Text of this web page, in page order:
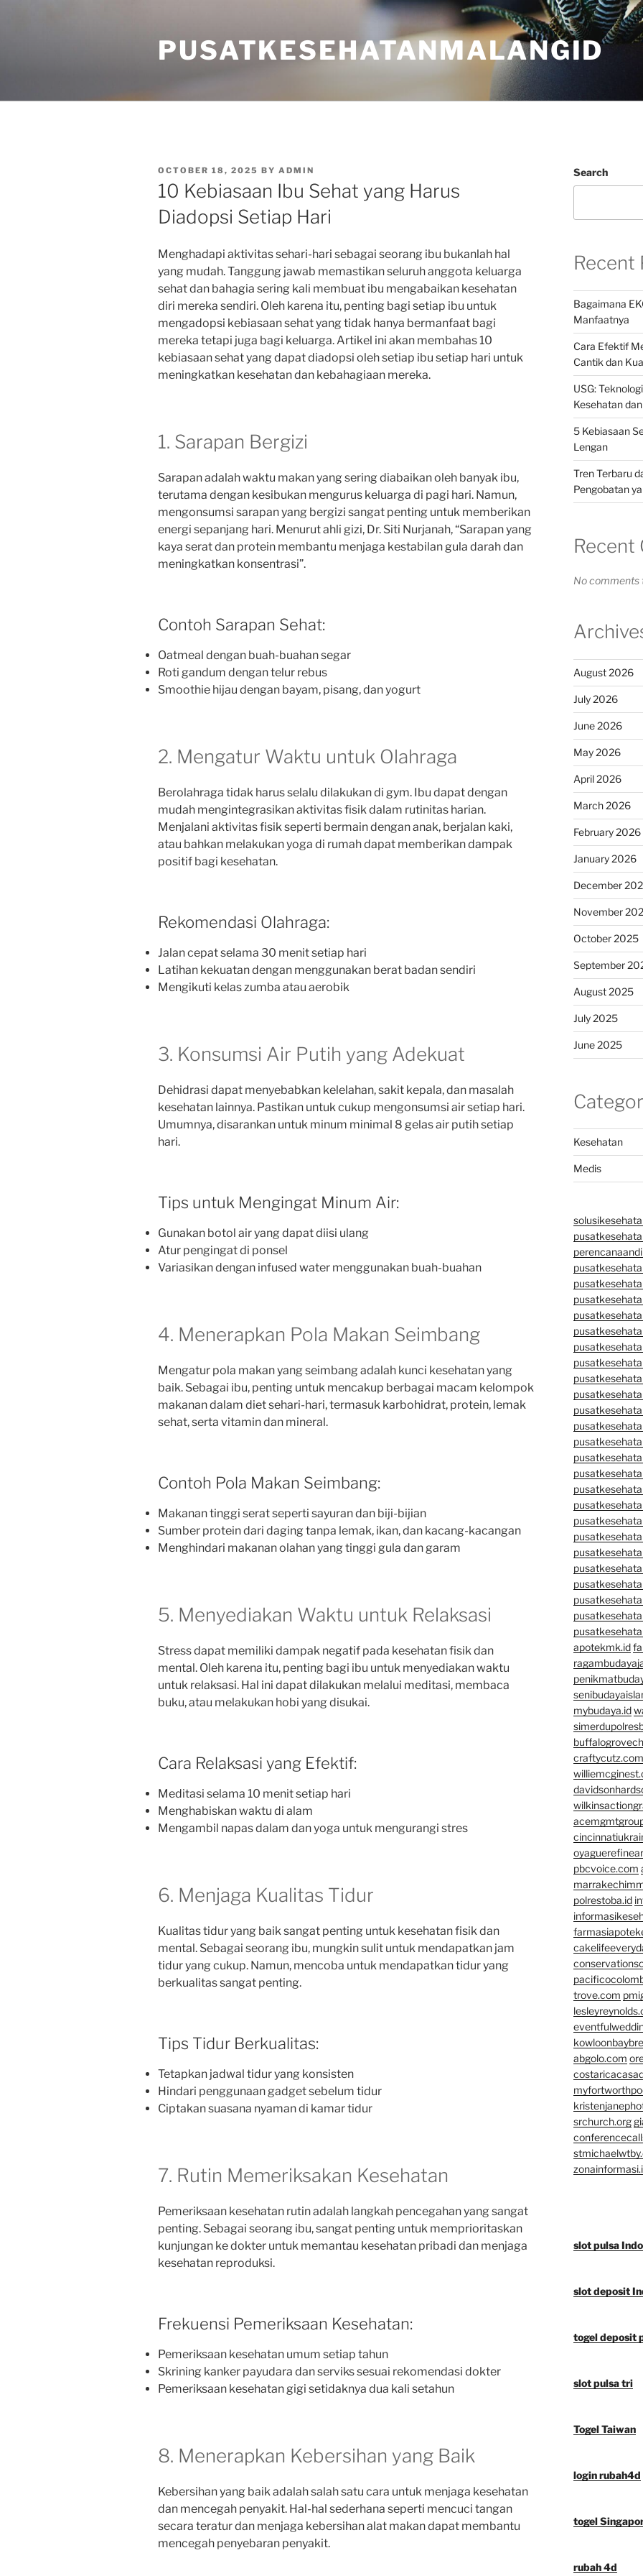
PUSATKESEHATANMALANGID
POSTED
ON
OCTOBER 18, 2025 BY ADMIN
10 Kebiasaan Ibu Sehat yang Harus
Diadopsi Setiap Hari
Menghadapi aktivitas sehari-hari sebagai seorang ibu bukanlah hal
yang mudah. Tanggung jawab memastikan seluruh anggota keluarga
sehat dan bahagia sering kali membuat ibu mengabaikan kesehatan
diri mereka sendiri. Oleh karena itu, penting bagi setiap ibu untuk
mengadopsi kebiasaan sehat yang tidak hanya bermanfaat bagi
mereka tetapi juga bagi keluarga. Artikel ini akan membahas 10
kebiasaan sehat yang dapat diadopsi oleh setiap ibu setiap hari untuk
meningkatkan kesehatan dan kebahagiaan mereka.
1. Sarapan Bergizi
Sarapan adalah waktu makan yang sering diabaikan oleh banyak ibu,
terutama dengan kesibukan mengurus keluarga di pagi hari. Namun,
mengonsumsi sarapan yang bergizi sangat penting untuk memberikan
energi sepanjang hari. Menurut ahli gizi, Dr. Siti Nurjanah, “Sarapan yang
kaya serat dan protein membantu menjaga kestabilan gula darah dan
meningkatkan konsentrasi”.
Contoh Sarapan Sehat:
Oatmeal dengan buah-buahan segar
Roti gandum dengan telur rebus
Smoothie hijau dengan bayam, pisang, dan yogurt
2. Mengatur Waktu untuk Olahraga
Berolahraga tidak harus selalu dilakukan di gym. Ibu dapat dengan
mudah mengintegrasikan aktivitas fisik dalam rutinitas harian.
Menjalani aktivitas fisik seperti bermain dengan anak, berjalan kaki,
atau bahkan melakukan yoga di rumah dapat memberikan dampak
positif bagi kesehatan.
Rekomendasi Olahraga:
Jalan cepat selama 30 menit setiap hari
Latihan kekuatan dengan menggunakan berat badan sendiri
Mengikuti kelas zumba atau aerobik
3. Konsumsi Air Putih yang Adekuat
Dehidrasi dapat menyebabkan kelelahan, sakit kepala, dan masalah
kesehatan lainnya. Pastikan untuk cukup mengonsumsi air setiap hari.
Umumnya, disarankan untuk minum minimal 8 gelas air putih setiap
hari.
Tips untuk Mengingat Minum Air:
Gunakan botol air yang dapat diisi ulang
Atur pengingat di ponsel
Variasikan dengan infused water menggunakan buah-buahan
4. Menerapkan Pola Makan Seimbang
Mengatur pola makan yang seimbang adalah kunci kesehatan yang
baik. Sebagai ibu, penting untuk mencakup berbagai macam kelompok
makanan dalam diet sehari-hari, termasuk karbohidrat, protein, lemak
sehat, serta vitamin dan mineral.
Contoh Pola Makan Seimbang:
Makanan tinggi serat seperti sayuran dan biji-bijian
Sumber protein dari daging tanpa lemak, ikan, dan kacang-kacangan
Menghindari makanan olahan yang tinggi gula dan garam
5. Menyediakan Waktu untuk Relaksasi
Stress dapat memiliki dampak negatif pada kesehatan fisik dan
mental. Oleh karena itu, penting bagi ibu untuk menyediakan waktu
untuk relaksasi. Hal ini dapat dilakukan melalui meditasi, membaca
buku, atau melakukan hobi yang disukai.
Cara Relaksasi yang Efektif:
Meditasi selama 10 menit setiap hari
Menghabiskan waktu di alam
Mengambil napas dalam dan yoga untuk mengurangi stres
6. Menjaga Kualitas Tidur
Kualitas tidur yang baik sangat penting untuk kesehatan fisik dan
mental. Sebagai seorang ibu, mungkin sulit untuk mendapatkan jam
tidur yang cukup. Namun, mencoba untuk mendapatkan tidur yang
berkualitas sangat penting.
Tips Tidur Berkualitas:
Tetapkan jadwal tidur yang konsisten
Hindari penggunaan gadget sebelum tidur
Ciptakan suasana nyaman di kamar tidur
7. Rutin Memeriksakan Kesehatan
Pemeriksaan kesehatan rutin adalah langkah pencegahan yang sangat
penting. Sebagai seorang ibu, sangat penting untuk memprioritaskan
kunjungan ke dokter untuk memantau kesehatan pribadi dan menjaga
kesehatan reproduksi.
Frekuensi Pemeriksaan Kesehatan:
Pemeriksaan kesehatan umum setiap tahun
Skrining kanker payudara dan serviks sesuai rekomendasi dokter
Pemeriksaan kesehatan gigi setidaknya dua kali setahun
8. Menerapkan Kebersihan yang Baik
Kebersihan yang baik adalah salah satu cara untuk menjaga kesehatan
dan mencegah penyakit. Hal-hal sederhana seperti mencuci tangan
secara teratur dan menjaga kebersihan alat makan dapat membantu
mencegah penyebaran penyakit.
Search
Recent
Bagaimana
Manfaatnya
Cara Efektif
Cantik dan
USG:
Kesehatan
5 Kebiasaan
Lengan
Tren Terbaru
Pengobatan
Recent
No comments
August 2026
July 2026
June 2026
May 2026
April 2026
March 2026
February 2026
January 2026
December
November
October 2025
September
August 2025
July 2025
June 2025
Kesehatan
Medis
apotekmk.id
mybudaya.id
craftycutz.com
pbcvoice.com
polrestoba.id
trove.com
abgolo.com
srchurch.org
slot pulsa
slot deposit
togel deposit
slot pulsa tri
Togel Taiwan
login rubah4d
togel
rubah 4d